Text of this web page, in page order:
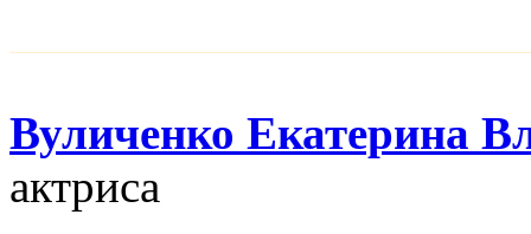
Вуличенко Екатерина
актриса